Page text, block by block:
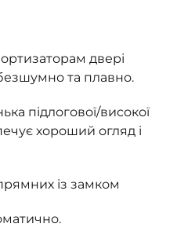
двері
та плавно.
підлогової/високої
хороший огляд і
із замком